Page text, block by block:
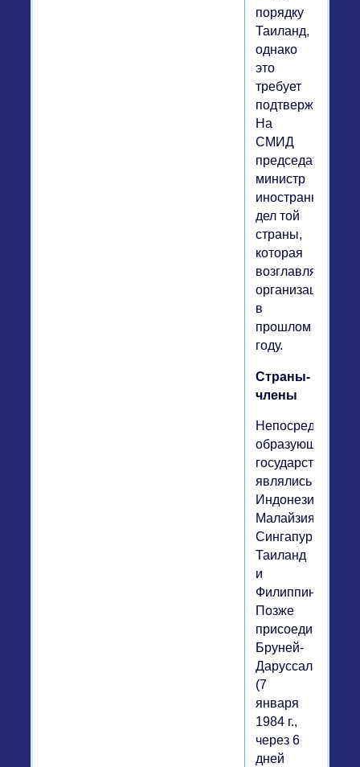
порядку
Таиланд,
однако
это
требует
подтверждения.
На
СМИД
министр
иностранных
дел той
страны,
которая
возглавляла
организацию
в
прошлом
году.
Страны-
члены
образующими
государствами
являлись
Индонезия,
Малайзия,
Сингапур,
Таиланд
и
Филиппины.
Позже
присоединились
Бруней-
Даруссалам
(7
января
1984 г.,
через 6
дней